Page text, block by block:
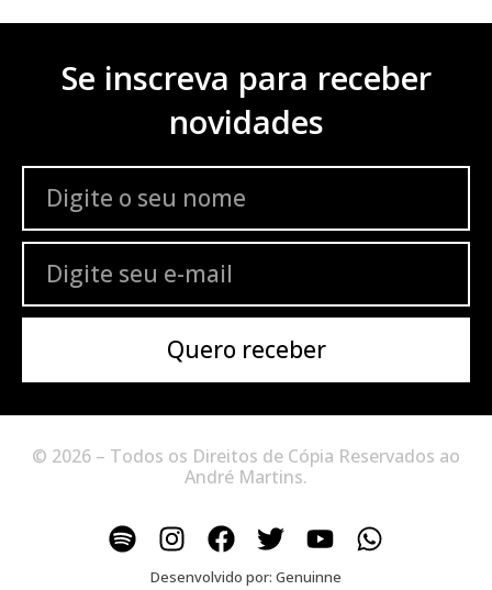
Se inscreva para receber
novidades
Quero receber
© 2026 – Todos os Direitos de Cópia Reservados ao
André Martins.
Desenvolvido por: Genuinne